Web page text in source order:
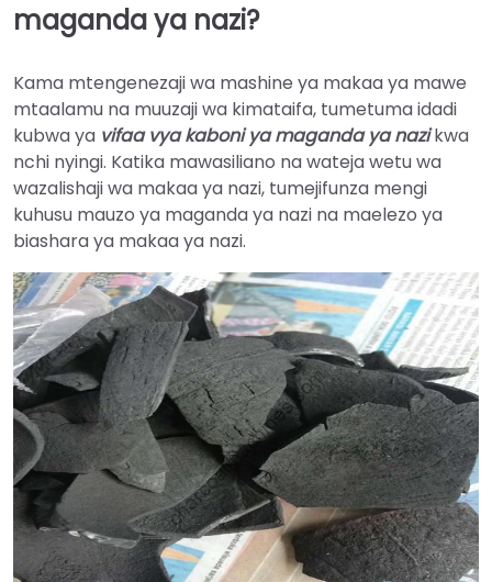
maganda ya nazi?
Kama mtengenezaji wa mashine ya makaa ya mawe
mtaalamu na muuzaji wa kimataifa, tumetuma idadi
kubwa ya vifaa vya kaboni ya maganda ya nazikwa
nchi nyingi. Katika mawasiliano na wateja wetu wa
wazalishaji wa makaa ya nazi, tumejifunza mengi
kuhusu mauzo ya maganda ya nazi na maelezo ya
biashara ya makaa ya nazi.